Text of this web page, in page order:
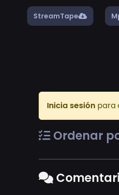
StreamTape
Inicia sesión para
Ordenar